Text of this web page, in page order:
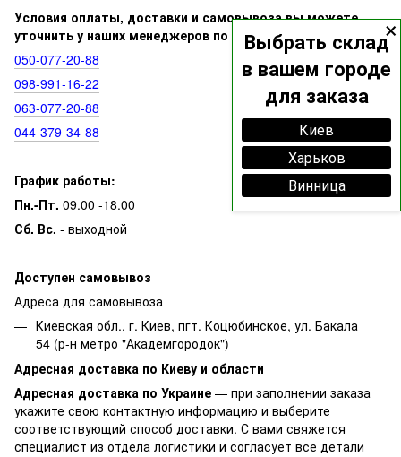
×
Выбрать склад
в вашем городе
для заказа
Киев
Харьков
Винница
Условия оплаты, доставки и самовывоза вы можете
уточнить у наших менеджеров по номерам:
050‑077‑20‑88
098‑991‑16‑22
063‑077‑20‑88
044‑379‑34‑88
График работы:
Пн.-Пт. 09.00 -18.00
Сб. Вс. - выходной
Доступен самовывоз
Адреса для самовывоза
Киевская обл., г. Киев, пгт. Коцюбинское, ул. Бакала
54 (р-н метро "Академгородок")
Адресная доставка по Киеву и области
Адресная доставка по Украине — при заполнении заказа
укажите свою контактную информацию и выберите
соответствующий способ доставки. С вами свяжется
специалист из отдела логистики и согласует все детали